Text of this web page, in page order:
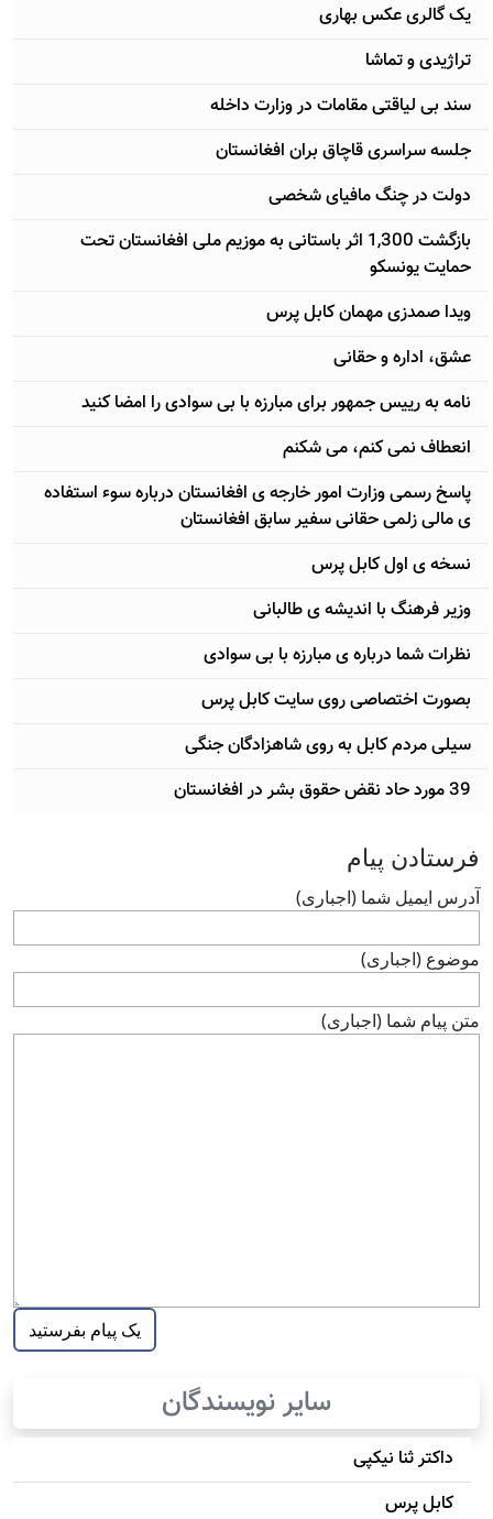
يک گالری عکس بهاری
تراژیدی و تماشا
سند بی لياقتی مقامات در وزارت داخله
جلسه سراسری قاچاق بران افغانستان
دولت در چنگ مافیای شخصی
بازگشت 1,300 اثر باستانی به موزیم ملی افغانستان تحت
حمایت یونسکو
ویدا صمدزی مهمان کابل پرس
عشق، اداره و حقانی
نامه به رييس جمهور برای مبارزه با بی سوادی را امضا کنيد
انعطاف نمی کنم، می شکنم
پاسخ رسمی وزارت امور خارجه ی افغانستان درباره سوء استفاده
ی مالی زلمی حقانی سفير سابق افغانستان
نسخه ی اول کابل پرس
وزير فرهنگ با انديشه ی طالبانی
نظرات شما درباره ی مبارزه با بی سوادی
بصورت اختصاصی روی سايت کابل پرس
سيلی مردم کابل به روی شاهزادگان جنگی
39 مورد حاد نقض حقوق بشر در افغانستان
فرستادن پيام
آدرس ايميل شما (اجباری)
موضوع (اجباری)
متن پيام شما (اجباری)
سایر نویسندگان
داکتر ثنا نیکپی
کابل پرس